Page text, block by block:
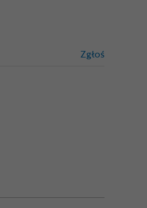
Zgłoś